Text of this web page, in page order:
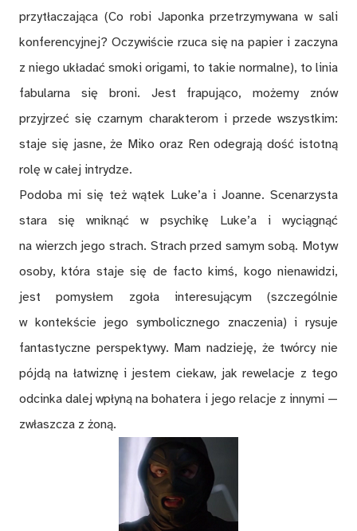
przytłaczająca (Co robi Japonka przetrzymywana w sali
konferencyjnej? Oczywiście rzuca się na papier i zaczyna
z niego układać smoki origami, to takie normalne), to linia
fabularna się broni. Jest frapująco, możemy znów
przyjrzeć się czarnym charakterom i przede wszystkim:
staje się jasne, że Miko oraz Ren odegrają dość istotną
rolę w całej intrydze.
Podoba mi się też wątek Luke’a i Joanne. Scenarzysta
stara się wniknąć w psychikę Luke’a i wyciągnąć
na wierzch jego strach. Strach przed samym sobą. Motyw
osoby, która staje się de facto kimś, kogo nienawidzi,
jest pomysłem zgoła interesującym (szczególnie
w kontekście jego symbolicznego znaczenia) i rysuje
fantastyczne perspektywy. Mam nadzieję, że twórcy nie
pójdą na łatwiznę i jestem ciekaw, jak rewelacje z tego
odcinka dalej wpłyną na bohatera i jego relacje z innymi —
zwłaszcza z żoną.